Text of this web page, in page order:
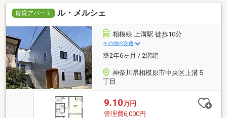
賃貸アパート ル・メルシェ
相模線 上溝駅 徒歩10分
その他の交通
築2年6ヶ月 / 2階建
神奈川県相模原市中央区上溝５
丁目
9.10万円
管理費6,000円